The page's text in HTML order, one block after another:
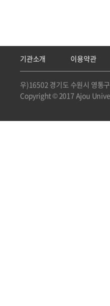
기관소개 이용약관
우)16502 경기도 수원시 영통
Copyright © 2017 Ajou